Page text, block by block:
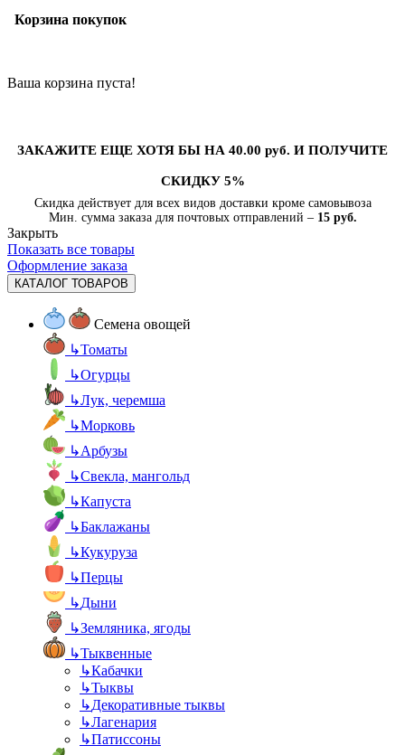
Корзина покупок
Ваша корзина пуста!
ЗАКАЖИТЕ ЕЩЕ ХОТЯ БЫ НА 40.00 руб. И ПОЛУЧИТЕ
СКИДКУ 5%
Скидка действует для всех видов доставки кроме самовывоза
Мин. сумма заказа для почтовых отправлений – 15 руб.
Закрыть
Показать все товары
Оформление заказа
КАТАЛОГ ТОВАРОВ
Семена овощей
↳Томаты
↳Огурцы
↳Лук, черемша
↳Морковь
↳Арбузы
↳Свекла, мангольд
↳Капуста
↳Баклажаны
↳Кукуруза
↳Перцы
↳Дыни
↳Земляника, ягоды
↳Тыквенные
↳Кабачки
↳Тыквы
↳Декоративные тыквы
↳Лагенария
↳Патиссоны